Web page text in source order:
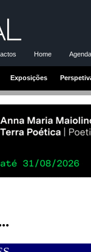
Home
Exposições